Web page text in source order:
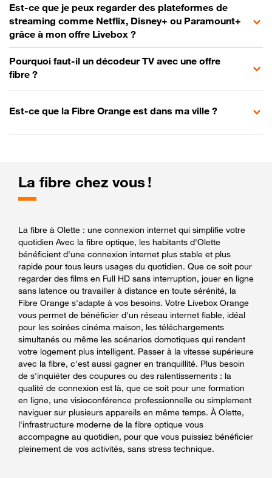
Est-ce que je peux regarder des plateformes de
streaming comme Netflix, Disney+ ou Paramount+
grâce à mon offre Livebox ?
Pourquoi faut-il un décodeur TV avec une offre
fibre ?
Est-ce que la Fibre Orange est dans ma ville ?
La fibre chez vous !
La fibre à Olette : une connexion internet qui simplifie votre
quotidien Avec la fibre optique, les habitants d'Olette
bénéficient d'une connexion internet plus stable et plus
rapide pour tous leurs usages du quotidien. Que ce soit pour
regarder des films en Full HD sans interruption, jouer en ligne
sans latence ou travailler à distance en toute sérénité, la
Fibre Orange s'adapte à vos besoins. Votre Livebox Orange
vous permet de bénéficier d'un réseau internet fiable, idéal
pour les soirées cinéma maison, les téléchargements
simultanés ou même les scénarios domotiques qui rendent
votre logement plus intelligent. Passer à la vitesse supérieure
avec la fibre, c'est aussi gagner en tranquillité. Plus besoin
de s'inquiéter des coupures ou des ralentissements : la
qualité de connexion est là, que ce soit pour une formation
en ligne, une visioconférence professionnelle ou simplement
naviguer sur plusieurs appareils en même temps. À Olette,
l'infrastructure moderne de la fibre optique vous
accompagne au quotidien, pour que vous puissiez bénéficier
pleinement de vos activités, sans stress technique.